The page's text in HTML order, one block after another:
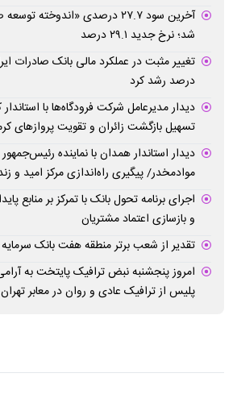
آخرین سود ۲۷.۷ درصدی «اندوخته
شد؛ نرخ جدید ۲۹.۱ درصد
درصد رشد کرد
دیدار مدیرعامل شرکت فرودگاه‌ها با استاندار
تسهیل بازگشت زائران و تقویت پروازهای
دیدار استاندار همدان با نماینده رئیس‌جمهور
موادمخدر/ پیگیری راه‌اندازی مرکز امید و
اجرای برنامه تحول بانک با تمرکز بر منابع
و بازسازی اعتماد مشتریان
تقدیر از شعب برتر منطقه هفت بانک سرمایه
امروز پنجشنبه نبض ترافیک پایتخت به
پلیس از ترافیک عادی و روان در معابر